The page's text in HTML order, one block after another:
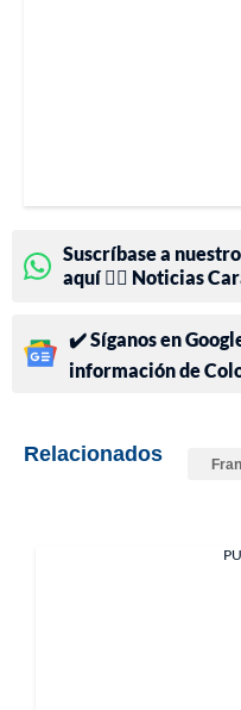
Suscríbase a
aquí 👉🏻 Noticias
✔️ Síganos en
información de
Relacionados